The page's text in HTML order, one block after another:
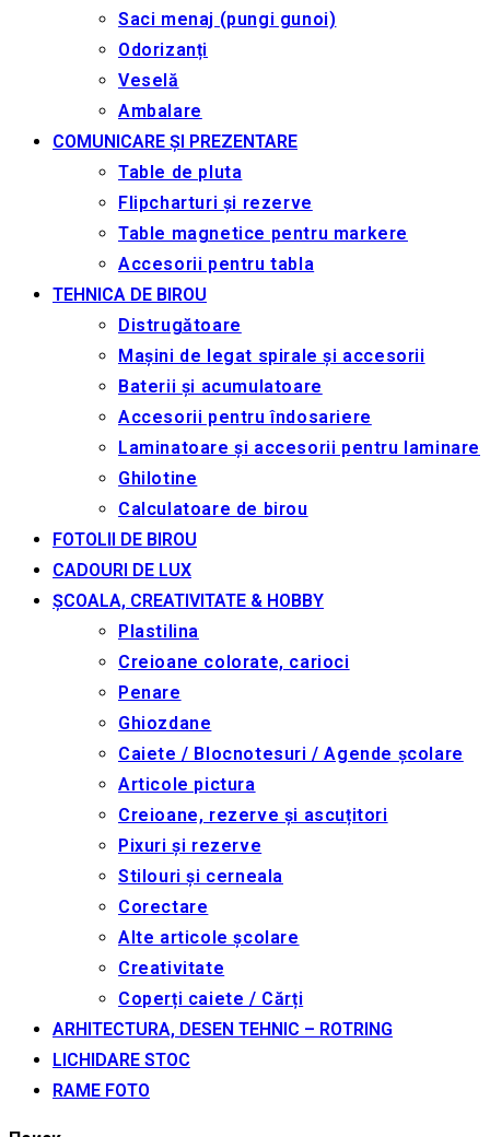
Saci menaj (pungi gunoi)
Odorizanți
Veselă
Ambalare
COMUNICARE ȘI PREZENTARE
Table de pluta
Flipcharturi și rezerve
Table magnetice pentru markere
Accesorii pentru tabla
TEHNICA DE BIROU
Distrugătoare
Mașini de legat spirale și accesorii
Baterii și acumulatoare
Accesorii pentru îndosariere
Laminatoare și accesorii pentru laminare
Ghilotine
Calculatoare de birou
FOTOLII DE BIROU
CADOURI DE LUX
ȘCOALA, CREATIVITATE & HOBBY
Plastilina
Creioane colorate, carioci
Penare
Ghiozdane
Caiete / Blocnotesuri / Agende școlare
Articole pictura
Creioane, rezerve și ascuțitori
Pixuri și rezerve
Stilouri și cerneala
Corectare
Alte articole școlare
Creativitate
Coperți caiete / Cărți
ARHITECTURA, DESEN TEHNIC – ROTRING
LICHIDARE STOC
RAME FOTO